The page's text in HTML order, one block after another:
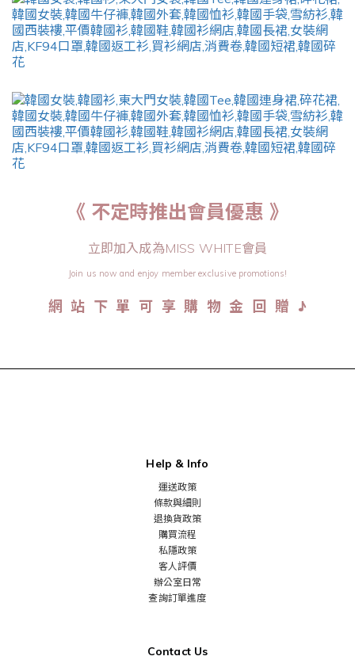
《 不定時推出會員優惠 》
立即加入成為MISS WHITE會員
Join us now and enjoy member exclusive promotions!
網 站 下 單 可 享 購 物 金 回 贈 ♪
Help & Info
運送政策
條款與細則
退換貨政策
購買流程
私隱政策
客人評價
辦公室日常
查詢訂單進度
Contact Us